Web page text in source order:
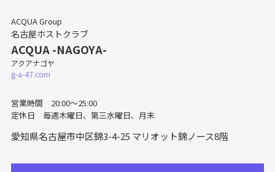
ACQUA Group
名古屋ホストクラブ
ACQUA -NAGOYA-
アクアナゴヤ
g-a-47.com
営業時間 20:00〜25:00
定休日 毎週木曜日、第三水曜日、月末
愛知県名古屋市中区錦3-4-25 マリオット錦ノース8階